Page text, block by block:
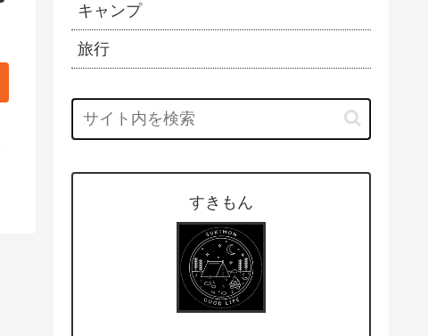
キャンプ
旅行
すきもん